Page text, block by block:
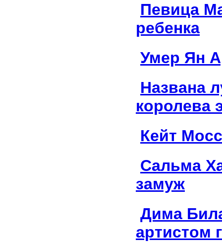
Певица
ребенка
Умер Ян
Названа
королева
Кейт
Сальма
замуж
Дима
артистом